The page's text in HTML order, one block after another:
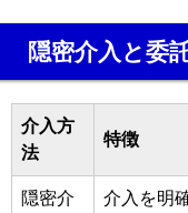
隠密介入と委
介入方
法
特徴
隠密介
介入を明